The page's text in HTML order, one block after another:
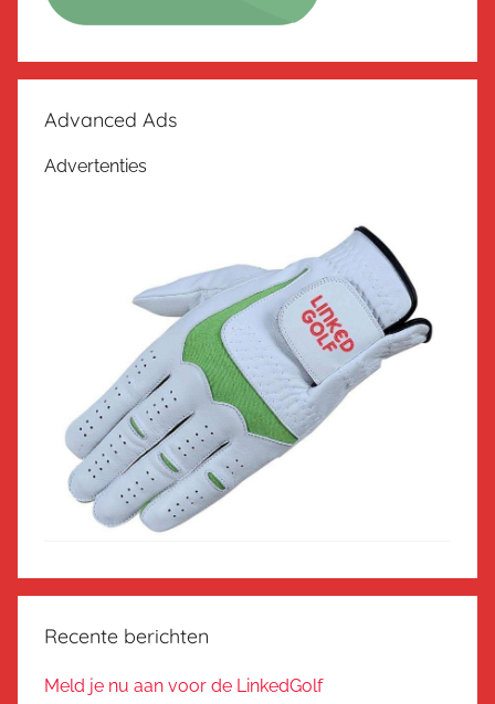
Advanced Ads
Advertenties
Recente berichten
Meld je nu aan voor de LinkedGolf